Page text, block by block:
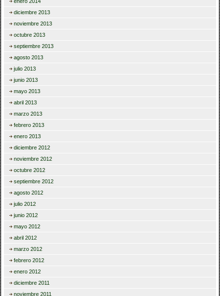
diciembre 2013
noviembre 2013
octubre 2013
septiembre 2013
agosto 2013
julio 2013
junio 2013
mayo 2013
abril 2013
marzo 2013
febrero 2013
enero 2013
diciembre 2012
noviembre 2012
octubre 2012
septiembre 2012
agosto 2012
julio 2012
junio 2012
mayo 2012
abril 2012
marzo 2012
febrero 2012
enero 2012
diciembre 2011
noviembre 2011